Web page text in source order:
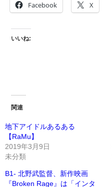
Facebook X
いいね:
関連
地下アイドルあるある
【RaMu】
2019年3月9日
未分類
B1- 北野武監督、新作映画
『Broken Rage』は「インタ